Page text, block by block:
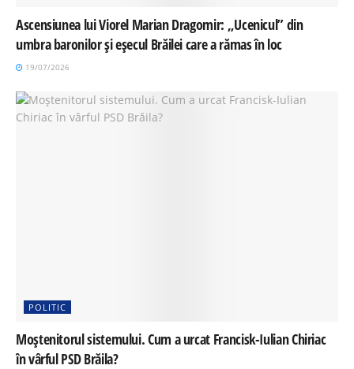
Ascensiunea lui Viorel Marian Dragomir: „Ucenicul” din
umbra baronilor și eșecul Brăilei care a rămas în loc
19/07/2026
POLITIC
Moștenitorul sistemului. Cum a urcat Francisk-Iulian Chiriac
în vârful PSD Brăila?